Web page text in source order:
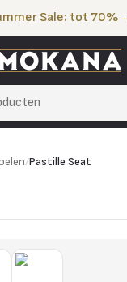
Sale: tot 70%
/Pastille Seat